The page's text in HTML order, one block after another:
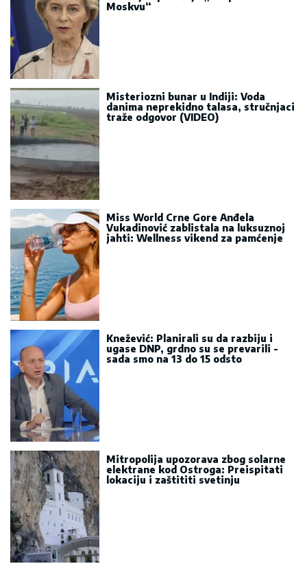
Moskvu“
Misteriozni bunar u Indiji: Voda
danima neprekidno talasa, stručnjaci
traže odgovor (VIDEO)
Miss World Crne Gore Anđela
Vukadinović zablistala na luksuznoj
jahti: Wellness vikend za pamćenje
Knežević: Planirali su da razbiju i
ugase DNP, grdno su se prevarili -
sada smo na 13 do 15 odsto
Mitropolija upozorava zbog solarne
elektrane kod Ostroga: Preispitati
lokaciju i zaštititi svetinju